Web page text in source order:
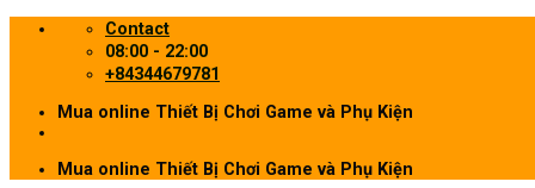
Skip
Contact
08:00 - 22:00
+84344679781
Mua online Thiết Bị Chơi Game và Phụ Kiện
Mua online Thiết Bị Chơi Game và Phụ Kiện